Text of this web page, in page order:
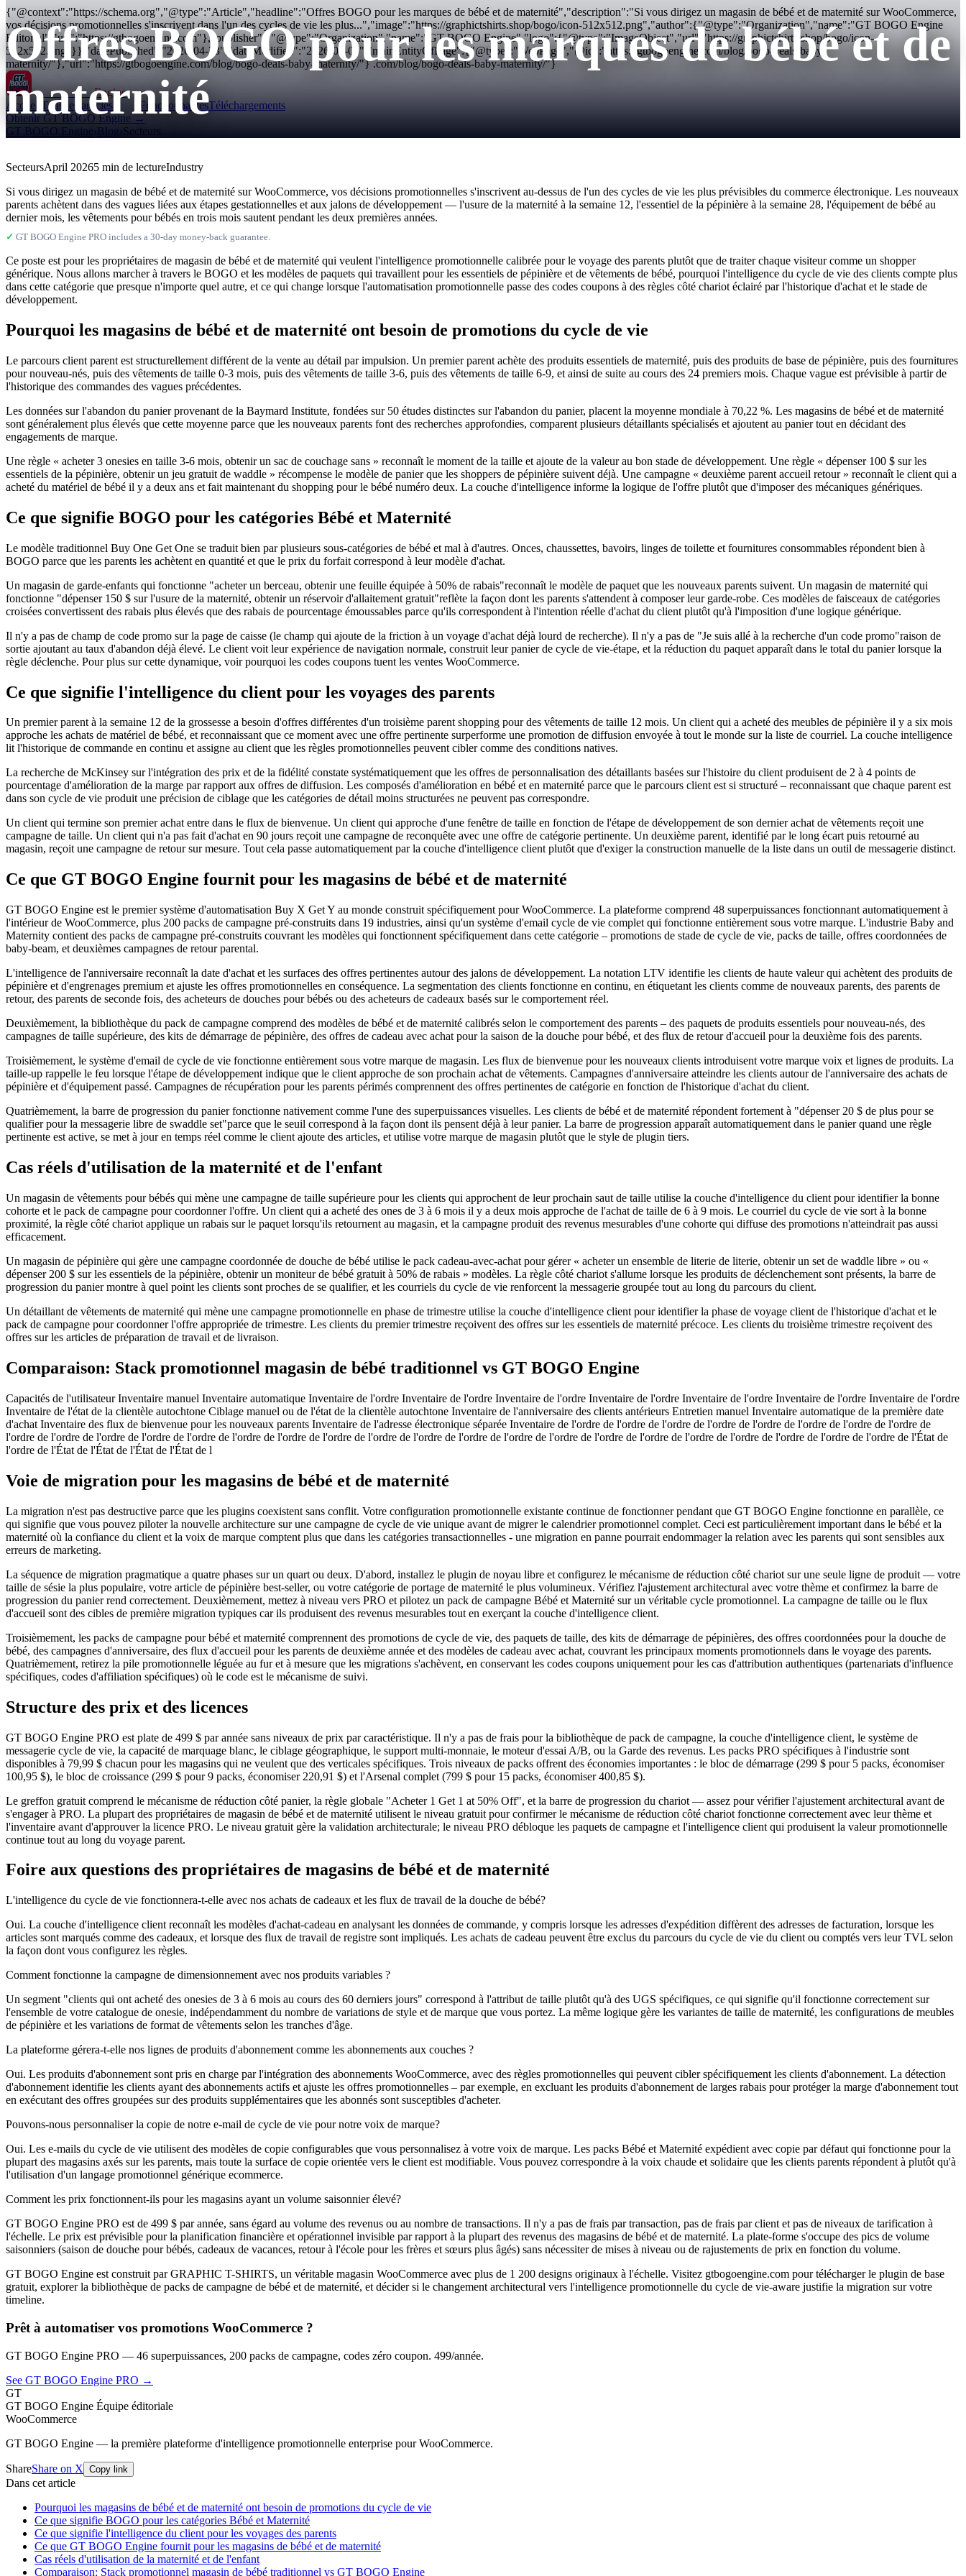
{"@context":"https://schema.org","@type":"Article","headline":"Offres BOGO pour les marques de bébé et de maternité","description":"Si vous dirigez un magasin de bébé et de maternité sur WooCommerce,
vos décisions promotionnelles s'inscrivent dans l'un des cycles de vie les plus...","image":"https://graphictshirts.shop/bogo/icon-512x512.png","author":{"@type":"Organization","name":"GT BOGO Engine
Editorial","url":"https://gtbogoengine.com"},"publisher":{"@type":"Organization","name":"GT BOGO Engine","logo":{"@type":"ImageObject","url":"https://graphictshirts.shop/bogo/icon-
512x512.png"}},"datePublished":"2026-04-23","dateModified":"2026-05-05","mainEntityOfPage":{"@type":"WebPage","@id":"https://gtbogoengine.com/blog/bogo-deals-baby-
maternity/"},"url":"https://gtbogoengine.com/blog/bogo-deals-baby-maternity/"} .com/blog/bogo-deals-baby-maternity/"}
GT BOGOEngine
Accueil Tous les articles FonctionnalitésTéléchargements
Obtenir GT BOGO Engine →
GT BOGO Engine ›Blog ›Secteurs
Offres BOGO pour les marques de bébé et de
maternité
SecteursApril 20265 min de lectureIndustry
Si vous dirigez un magasin de bébé et de maternité sur WooCommerce, vos décisions promotionnelles s'inscrivent au-dessus de l'un des cycles de vie les plus prévisibles du commerce électronique. Les nouveaux
parents achètent dans des vagues liées aux étapes gestationnelles et aux jalons de développement — l'usure de la maternité à la semaine 12, l'essentiel de la pépinière à la semaine 28, l'équipement de bébé au
dernier mois, les vêtements pour bébés en trois mois sautent pendant les deux premières années.
✓ GT BOGO Engine PRO includes a 30-day money-back guarantee.
Ce poste est pour les propriétaires de magasin de bébé et de maternité qui veulent l'intelligence promotionnelle calibrée pour le voyage des parents plutôt que de traiter chaque visiteur comme un shopper
générique. Nous allons marcher à travers le BOGO et les modèles de paquets qui travaillent pour les essentiels de pépinière et de vêtements de bébé, pourquoi l'intelligence du cycle de vie des clients compte plus
dans cette catégorie que presque n'importe quel autre, et ce qui change lorsque l'automatisation promotionnelle passe des codes coupons à des règles côté chariot éclairé par l'historique d'achat et le stade de
développement.
Pourquoi les magasins de bébé et de maternité ont besoin de promotions du cycle de vie
Le parcours client parent est structurellement différent de la vente au détail par impulsion. Un premier parent achète des produits essentiels de maternité, puis des produits de base de pépinière, puis des fournitures
pour nouveau-nés, puis des vêtements de taille 0-3 mois, puis des vêtements de taille 3-6, puis des vêtements de taille 6-9, et ainsi de suite au cours des 24 premiers mois. Chaque vague est prévisible à partir de
l'historique des commandes des vagues précédentes.
Les données sur l'abandon du panier provenant de la Baymard Institute, fondées sur 50 études distinctes sur l'abandon du panier, placent la moyenne mondiale à 70,22 %. Les magasins de bébé et de maternité
sont généralement plus élevés que cette moyenne parce que les nouveaux parents font des recherches approfondies, comparent plusieurs détaillants spécialisés et ajoutent au panier tout en décidant des
engagements de marque.
Une règle « acheter 3 onesies en taille 3-6 mois, obtenir un sac de couchage sans » reconnaît le moment de la taille et ajoute de la valeur au bon stade de développement. Une règle « dépenser 100 $ sur les
essentiels de la pépinière, obtenir un jeu gratuit de waddle » récompense le modèle de panier que les shoppers de pépinière suivent déjà. Une campagne « deuxième parent accueil retour » reconnaît le client qui a
acheté du matériel de bébé il y a deux ans et fait maintenant du shopping pour le bébé numéro deux. La couche d'intelligence informe la logique de l'offre plutôt que d'imposer des mécaniques génériques.
Ce que signifie BOGO pour les catégories Bébé et Maternité
Le modèle traditionnel Buy One Get One se traduit bien par plusieurs sous-catégories de bébé et mal à d'autres. Onces, chaussettes, bavoirs, linges de toilette et fournitures consommables répondent bien à
BOGO parce que les parents les achètent en quantité et que le prix du forfait correspond à leur modèle d'achat.
Un magasin de garde-enfants qui fonctionne "acheter un berceau, obtenir une feuille équipée à 50% de rabais"reconnaît le modèle de paquet que les nouveaux parents suivent. Un magasin de maternité qui
fonctionne "dépenser 150 $ sur l'usure de la maternité, obtenir un réservoir d'allaitement gratuit"reflète la façon dont les parents s'attendent à composer leur garde-robe. Ces modèles de faisceaux de catégories
croisées convertissent des rabais plus élevés que des rabais de pourcentage émoussables parce qu'ils correspondent à l'intention réelle d'achat du client plutôt qu'à l'imposition d'une logique générique.
Il n'y a pas de champ de code promo sur la page de caisse (le champ qui ajoute de la friction à un voyage d'achat déjà lourd de recherche). Il n'y a pas de "Je suis allé à la recherche d'un code promo"raison de
sortie ajoutant au taux d'abandon déjà élevé. Le client voit leur expérience de navigation normale, construit leur panier de cycle de vie-étape, et la réduction du paquet apparaît dans le total du panier lorsque la
règle déclenche. Pour plus sur cette dynamique, voir pourquoi les codes coupons tuent les ventes WooCommerce.
Ce que signifie l'intelligence du client pour les voyages des parents
Un premier parent à la semaine 12 de la grossesse a besoin d'offres différentes d'un troisième parent shopping pour des vêtements de taille 12 mois. Un client qui a acheté des meubles de pépinière il y a six mois
approche les achats de matériel de bébé, et reconnaissant que ce moment avec une offre pertinente surperforme une promotion de diffusion envoyée à tout le monde sur la liste de courriel. La couche intelligence
lit l'historique de commande en continu et assigne au client que les règles promotionnelles peuvent cibler comme des conditions natives.
La recherche de McKinsey sur l'intégration des prix et de la fidélité constate systématiquement que les offres de personnalisation des détaillants basées sur l'histoire du client produisent de 2 à 4 points de
pourcentage d'amélioration de la marge par rapport aux offres de diffusion. Les composés d'amélioration en bébé et en maternité parce que le parcours client est si structuré – reconnaissant que chaque parent est
dans son cycle de vie produit une précision de ciblage que les catégories de détail moins structurées ne peuvent pas correspondre.
Un client qui termine son premier achat entre dans le flux de bienvenue. Un client qui approche d'une fenêtre de taille en fonction de l'étape de développement de son dernier achat de vêtements reçoit une
campagne de taille. Un client qui n'a pas fait d'achat en 90 jours reçoit une campagne de reconquête avec une offre de catégorie pertinente. Un deuxième parent, identifié par le long écart puis retourné au
magasin, reçoit une campagne de retour sur mesure. Tout cela passe automatiquement par la couche d'intelligence client plutôt que d'exiger la construction manuelle de la liste dans un outil de messagerie distinct.
Ce que GT BOGO Engine fournit pour les magasins de bébé et de maternité
GT BOGO Engine est le premier système d'automatisation Buy X Get Y au monde construit spécifiquement pour WooCommerce. La plateforme comprend 48 superpuissances fonctionnant automatiquement à
l'intérieur de WooCommerce, plus 200 packs de campagne pré-construits dans 19 industries, ainsi qu'un système d'email cycle de vie complet qui fonctionne entièrement sous votre marque. L'industrie Baby and
Maternity contient des packs de campagne pré-construits couvrant les modèles qui fonctionnent spécifiquement dans cette catégorie – promotions de stade de cycle de vie, packs de taille, offres coordonnées de
baby-beam, et deuxièmes campagnes de retour parental.
L'intelligence de l'anniversaire reconnaît la date d'achat et les surfaces des offres pertinentes autour des jalons de développement. La notation LTV identifie les clients de haute valeur qui achètent des produits de
pépinière et d'engrenages premium et ajuste les offres promotionnelles en conséquence. La segmentation des clients fonctionne en continu, en étiquetant les clients comme de nouveaux parents, des parents de
retour, des parents de seconde fois, des acheteurs de douches pour bébés ou des acheteurs de cadeaux basés sur le comportement réel.
Deuxièmement, la bibliothèque du pack de campagne comprend des modèles de bébé et de maternité calibrés selon le comportement des parents – des paquets de produits essentiels pour nouveau-nés, des
campagnes de taille supérieure, des kits de démarrage de pépinière, des offres de cadeau avec achat pour la saison de la douche pour bébé, et des flux de retour d'accueil pour la deuxième fois des parents.
Troisièmement, le système d'email de cycle de vie fonctionne entièrement sous votre marque de magasin. Les flux de bienvenue pour les nouveaux clients introduisent votre marque voix et lignes de produits. La
taille-up rappelle le feu lorsque l'étape de développement indique que le client approche de son prochain achat de vêtements. Campagnes d'anniversaire atteindre les clients autour de l'anniversaire des achats de
pépinière et d'équipement passé. Campagnes de récupération pour les parents périmés comprennent des offres pertinentes de catégorie en fonction de l'historique d'achat du client.
Quatrièmement, la barre de progression du panier fonctionne nativement comme l'une des superpuissances visuelles. Les clients de bébé et de maternité répondent fortement à "dépenser 20 $ de plus pour se
qualifier pour la messagerie libre de swaddle set"parce que le seuil correspond à la façon dont ils pensent déjà à leur panier. La barre de progression apparaît automatiquement dans le panier quand une règle
pertinente est active, se met à jour en temps réel comme le client ajoute des articles, et utilise votre marque de magasin plutôt que le style de plugin tiers.
Cas réels d'utilisation de la maternité et de l'enfant
Un magasin de vêtements pour bébés qui mène une campagne de taille supérieure pour les clients qui approchent de leur prochain saut de taille utilise la couche d'intelligence du client pour identifier la bonne
cohorte et le pack de campagne pour coordonner l'offre. Un client qui a acheté des ones de 3 à 6 mois il y a deux mois approche de l'achat de taille de 6 à 9 mois. Le courriel du cycle de vie sort à la bonne
proximité, la règle côté chariot applique un rabais sur le paquet lorsqu'ils retournent au magasin, et la campagne produit des revenus mesurables d'une cohorte qui diffuse des promotions n'atteindrait pas aussi
efficacement.
Un magasin de pépinière qui gère une campagne coordonnée de douche de bébé utilise le pack cadeau-avec-achat pour gérer « acheter un ensemble de literie de literie, obtenir un set de waddle libre » ou «
dépenser 200 $ sur les essentiels de la pépinière, obtenir un moniteur de bébé gratuit à 50% de rabais » modèles. La règle côté chariot s'allume lorsque les produits de déclenchement sont présents, la barre de
progression du panier montre à quel point les clients sont proches de se qualifier, et les courriels du cycle de vie renforcent la messagerie groupée tout au long du parcours du client.
Un détaillant de vêtements de maternité qui mène une campagne promotionnelle en phase de trimestre utilise la couche d'intelligence client pour identifier la phase de voyage client de l'historique d'achat et le
pack de campagne pour coordonner l'offre appropriée de trimestre. Les clients du premier trimestre reçoivent des offres sur les essentiels de maternité précoce. Les clients du troisième trimestre reçoivent des
offres sur les articles de préparation de travail et de livraison.
Comparaison: Stack promotionnel magasin de bébé traditionnel vs GT BOGO Engine
Capacités de l'utilisateur Inventaire manuel Inventaire automatique Inventaire de l'ordre Inventaire de l'ordre Inventaire de l'ordre Inventaire de l'ordre Inventaire de l'ordre Inventaire de l'ordre Inventaire de l'ordre
Inventaire de l'état de la clientèle autochtone Ciblage manuel ou de l'état de la clientèle autochtone Inventaire de l'anniversaire des clients antérieurs Entretien manuel Inventaire automatique de la première date
d'achat Inventaire des flux de bienvenue pour les nouveaux parents Inventaire de l'adresse électronique séparée Inventaire de l'ordre de l'ordre de l'ordre de l'ordre de l'ordre de l'ordre de l'ordre de l'ordre de
l'ordre de l'ordre de l'ordre de l'ordre de l'ordre de l'ordre de l'ordre de l'ordre de l'ordre de l'ordre de l'ordre de l'ordre de l'ordre de l'ordre de l'ordre de l'ordre de l'ordre de l'ordre de l'ordre de l'ordre de l'État de
l'ordre de l'État de l'État de l'État de l'État de l
Voie de migration pour les magasins de bébé et de maternité
La migration n'est pas destructive parce que les plugins coexistent sans conflit. Votre configuration promotionnelle existante continue de fonctionner pendant que GT BOGO Engine fonctionne en parallèle, ce
qui signifie que vous pouvez piloter la nouvelle architecture sur une campagne de cycle de vie unique avant de migrer le calendrier promotionnel complet. Ceci est particulièrement important dans le bébé et la
maternité où la confiance du client et la voix de marque comptent plus que dans les catégories transactionnelles - une migration en panne pourrait endommager la relation avec les parents qui sont sensibles aux
erreurs de marketing.
La séquence de migration pragmatique a quatre phases sur un quart ou deux. D'abord, installez le plugin de noyau libre et configurez le mécanisme de réduction côté chariot sur une seule ligne de produit — votre
taille de sésie la plus populaire, votre article de pépinière best-seller, ou votre catégorie de portage de maternité le plus volumineux. Vérifiez l'ajustement architectural avec votre thème et confirmez la barre de
progression du panier rend correctement. Deuxièmement, mettez à niveau vers PRO et pilotez un pack de campagne Bébé et Maternité sur un véritable cycle promotionnel. La campagne de taille ou le flux
d'accueil sont des cibles de première migration typiques car ils produisent des revenus mesurables tout en exerçant la couche d'intelligence client.
Troisièmement, les packs de campagne pour bébé et maternité comprennent des promotions de cycle de vie, des paquets de taille, des kits de démarrage de pépinières, des offres coordonnées pour la douche de
bébé, des campagnes d'anniversaire, des flux d'accueil pour les parents de deuxième année et des modèles de cadeau avec achat, couvrant les principaux moments promotionnels dans le voyage des parents.
Quatrièmement, retirez la pile promotionnelle léguée au fur et à mesure que les migrations s'achèvent, en conservant les codes coupons uniquement pour les cas d'attribution authentiques (partenariats d'influence
spécifiques, codes d'affiliation spécifiques) où le code est le mécanisme de suivi.
Structure des prix et des licences
GT BOGO Engine PRO est plate de 499 $ par année sans niveaux de prix par caractéristique. Il n'y a pas de frais pour la bibliothèque de pack de campagne, la couche d'intelligence client, le système de
messagerie cycle de vie, la capacité de marquage blanc, le ciblage géographique, le support multi-monnaie, le moteur d'essai A/B, ou la Garde des revenus. Les packs PRO spécifiques à l'industrie sont
disponibles à 79,99 $ chacun pour les magasins qui ne veulent que des verticales spécifiques. Trois niveaux de packs offrent des économies importantes : le bloc de démarrage (299 $ pour 5 packs, économiser
100,95 $), le bloc de croissance (299 $ pour 9 packs, économiser 220,91 $) et l'Arsenal complet (799 $ pour 15 packs, économiser 400,85 $).
Le greffon gratuit comprend le mécanisme de réduction côté panier, la règle globale "Acheter 1 Get 1 at 50% Off", et la barre de progression du chariot — assez pour vérifier l'ajustement architectural avant de
s'engager à PRO. La plupart des propriétaires de magasin de bébé et de maternité utilisent le niveau gratuit pour confirmer le mécanisme de réduction côté chariot fonctionne correctement avec leur thème et
l'inventaire avant d'approuver la licence PRO. Le niveau gratuit gère la validation architecturale; le niveau PRO débloque les paquets de campagne et l'intelligence client qui produisent la valeur promotionnelle
continue tout au long du voyage parent.
Foire aux questions des propriétaires de magasins de bébé et de maternité
L'intelligence du cycle de vie fonctionnera-t-elle avec nos achats de cadeaux et les flux de travail de la douche de bébé?
Oui. La couche d'intelligence client reconnaît les modèles d'achat-cadeau en analysant les données de commande, y compris lorsque les adresses d'expédition diffèrent des adresses de facturation, lorsque les
articles sont marqués comme des cadeaux, et lorsque des flux de travail de registre sont impliqués. Les achats de cadeau peuvent être exclus du parcours du cycle de vie du client ou comptés vers leur TVL selon
la façon dont vous configurez les règles.
Comment fonctionne la campagne de dimensionnement avec nos produits variables ?
Un segment "clients qui ont acheté des onesies de 3 à 6 mois au cours des 60 derniers jours" correspond à l'attribut de taille plutôt qu'à des UGS spécifiques, ce qui signifie qu'il fonctionne correctement sur
l'ensemble de votre catalogue de onesie, indépendamment du nombre de variations de style et de marque que vous portez. La même logique gère les variantes de taille de maternité, les configurations de meubles
de pépinière et les variations de format de vêtements selon les tranches d'âge.
La plateforme gérera-t-elle nos lignes de produits d'abonnement comme les abonnements aux couches ?
Oui. Les produits d'abonnement sont pris en charge par l'intégration des abonnements WooCommerce, avec des règles promotionnelles qui peuvent cibler spécifiquement les clients d'abonnement. La détection
d'abonnement identifie les clients ayant des abonnements actifs et ajuste les offres promotionnelles – par exemple, en excluant les produits d'abonnement de larges rabais pour protéger la marge d'abonnement tout
en exécutant des offres groupées sur des produits supplémentaires que les abonnés sont susceptibles d'acheter.
Pouvons-nous personnaliser la copie de notre e-mail de cycle de vie pour notre voix de marque?
Oui. Les e-mails du cycle de vie utilisent des modèles de copie configurables que vous personnalisez à votre voix de marque. Les packs Bébé et Maternité expédient avec copie par défaut qui fonctionne pour la
plupart des magasins axés sur les parents, mais toute la surface de copie orientée vers le client est modifiable. Vous pouvez correspondre à la voix chaude et solidaire que les clients parents répondent à plutôt qu'à
l'utilisation d'un langage promotionnel générique ecommerce.
Comment les prix fonctionnent-ils pour les magasins ayant un volume saisonnier élevé?
GT BOGO Engine PRO est de 499 $ par année, sans égard au volume des revenus ou au nombre de transactions. Il n'y a pas de frais par transaction, pas de frais par client et pas de niveaux de tarification à
l'échelle. Le prix est prévisible pour la planification financière et opérationnel invisible par rapport à la plupart des revenus des magasins de bébé et de maternité. La plate-forme s'occupe des pics de volume
saisonniers (saison de douche pour bébés, cadeaux de vacances, retour à l'école pour les frères et sœurs plus âgés) sans nécessiter de mises à niveau ou de rajustements de prix en fonction du volume.
GT BOGO Engine est construit par GRAPHIC T-SHIRTS, un véritable magasin WooCommerce avec plus de 1 200 designs originaux à l'échelle. Visitez gtbogoengine.com pour télécharger le plugin de base
gratuit, explorer la bibliothèque de packs de campagne de bébé et de maternité, et décider si le changement architectural vers l'intelligence promotionnelle du cycle de vie-aware justifie la migration sur votre
timeline.
Prêt à automatiser vos promotions WooCommerce ?
GT BOGO Engine PRO — 46 superpuissances, 200 packs de campagne, codes zéro coupon. 499/année.
See GT BOGO Engine PRO →
GT
GT BOGO Engine Équipe éditoriale
WooCommerce
GT BOGO Engine — la première plateforme d'intelligence promotionnelle enterprise pour WooCommerce.
ShareShare on X Copy link
Dans cet article
Pourquoi les magasins de bébé et de maternité ont besoin de promotions du cycle de vie
Ce que signifie BOGO pour les catégories Bébé et Maternité
Ce que signifie l'intelligence du client pour les voyages des parents
Ce que GT BOGO Engine fournit pour les magasins de bébé et de maternité
Cas réels d'utilisation de la maternité et de l'enfant
Comparaison: Stack promotionnel magasin de bébé traditionnel vs GT BOGO Engine